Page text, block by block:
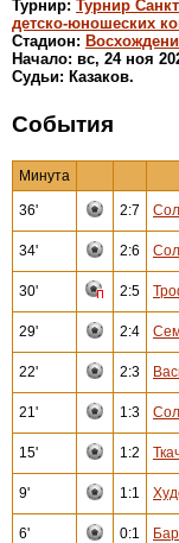
Турнир: Турнир
детско-юношеских
Стадион:
Начало: вс, 24 ноя
Судьи: Казаков.
События
Минута
36' 2:7
34' 2:6
30' 2:5
29' 2:4
22' 2:3
21' 1:3
15' 1:2
9' 1:1
6' 0:1